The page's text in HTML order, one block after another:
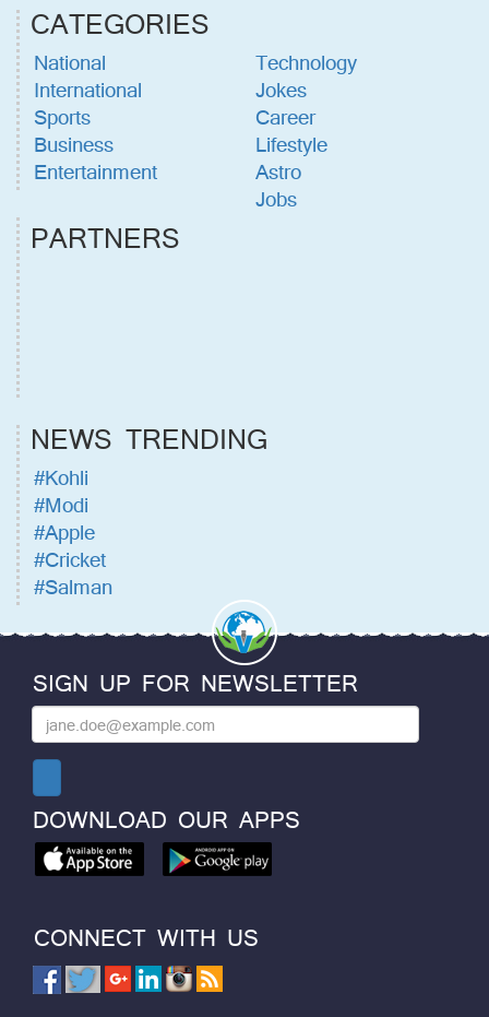
CATEGORIES
National
International
Sports
Business
Entertainment
Technology
Jokes
Career
Lifestyle
Astro
Jobs
PARTNERS
NEWS TRENDING
#Kohli
#Modi
#Apple
#Cricket
#Salman
SIGN UP FOR NEWSLETTER
DOWNLOAD OUR APPS
CONNECT WITH US